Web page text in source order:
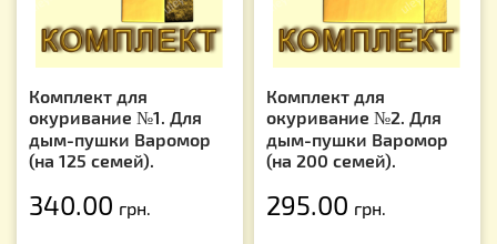
Комплект для
окуривание №1. Для
дым-пушки Варомор
(на 125 семей).
340.00 грн.
Комплект для
окуривание №2. Для
дым-пушки Варомор
(на 200 семей).
295.00 грн.